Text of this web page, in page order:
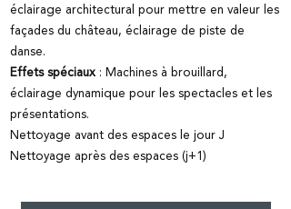
éclairage architectural pour mettre en valeur les
façades du château, éclairage de piste de
danse.
Effets spéciaux: Machines à brouillard,
éclairage dynamique pour les spectacles et les
présentations.
Nettoyage avant des espaces le jour J
Nettoyage après des espaces (j+1)